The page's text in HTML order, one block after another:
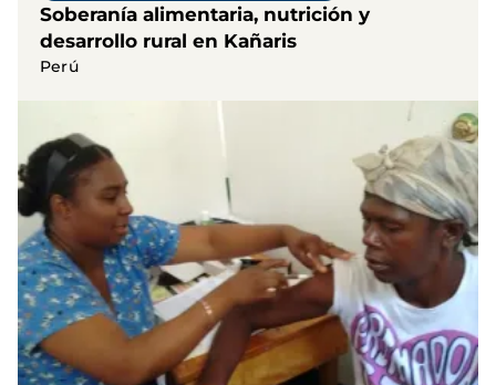
Soberanía alimentaria, nutrición y
desarrollo rural en Kañaris
Perú